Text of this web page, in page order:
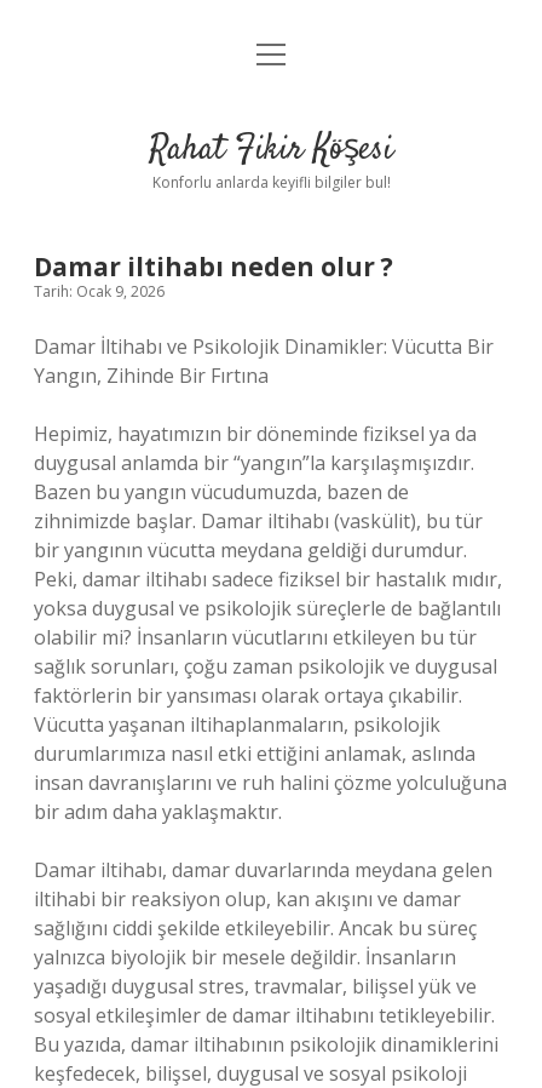
Anasayfa
Yasal Uyarı
menüyü
Rahat Fikir Köşesi
Konforlu anlarda keyifli bilgiler bul!
Damar iltihabı neden olur ?
Tarih: Ocak 9, 2026
Damar İltihabı ve Psikolojik Dinamikler: Vücutta Bir
Yangın, Zihinde Bir Fırtına
Hepimiz, hayatımızın bir döneminde fiziksel ya da
duygusal anlamda bir “yangın”la karşılaşmışızdır.
Bazen bu yangın vücudumuzda, bazen de
zihnimizde başlar. Damar iltihabı (vaskülit), bu tür
bir yangının vücutta meydana geldiği durumdur.
Peki, damar iltihabı sadece fiziksel bir hastalık mıdır,
yoksa duygusal ve psikolojik süreçlerle de bağlantılı
olabilir mi? İnsanların vücutlarını etkileyen bu tür
sağlık sorunları, çoğu zaman psikolojik ve duygusal
faktörlerin bir yansıması olarak ortaya çıkabilir.
Vücutta yaşanan iltihaplanmaların, psikolojik
durumlarımıza nasıl etki ettiğini anlamak, aslında
insan davranışlarını ve ruh halini çözme yolculuğuna
bir adım daha yaklaşmaktır.
Damar iltihabı, damar duvarlarında meydana gelen
iltihabi bir reaksiyon olup, kan akışını ve damar
sağlığını ciddi şekilde etkileyebilir. Ancak bu süreç
yalnızca biyolojik bir mesele değildir. İnsanların
yaşadığı duygusal stres, travmalar, bilişsel yük ve
sosyal etkileşimler de damar iltihabını tetikleyebilir.
Bu yazıda, damar iltihabının psikolojik dinamiklerini
keşfedecek, bilişsel, duygusal ve sosyal psikoloji